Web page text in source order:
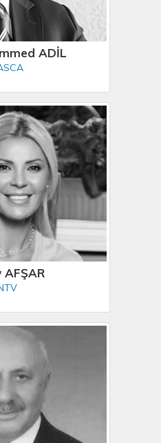
ADİL
AFŞAR